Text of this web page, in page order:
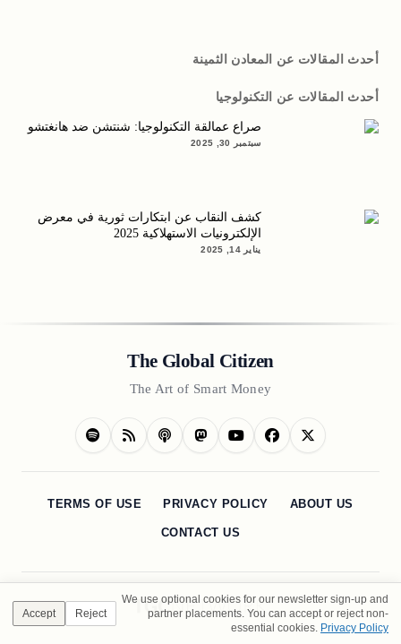
أحدث المقالات عن المعادن الثمينة
أحدث المقالات عن التكنولوجيا
صراع عمالقة التكنولوجيا: شنتشن ضد هانغتشو
سبتمبر 30, 2025
كشف النقاب عن ابتكارات ثورية في معرض
الإلكترونيات الاستهلاكية 2025
يناير 14, 2025
The Global Citizen
The Art of Smart Money
ABOUT US
PRIVACY POLICY
TERMS OF USE
CONTACT US
We use optional cookies for our newsletter sign-up and
partner placements. You can accept or reject non-
essential cookies. Privacy Policy
Reject
Accept